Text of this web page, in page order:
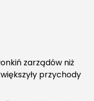
zarządów niż
przychody